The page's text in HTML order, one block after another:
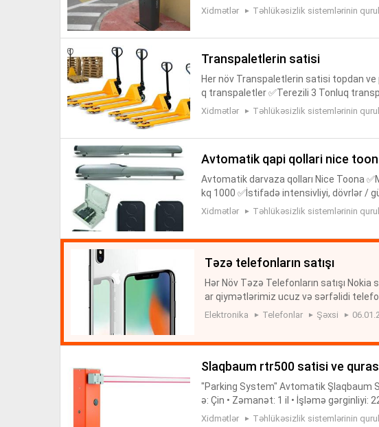
> Qorunma sinfi İP 56 <> Eni 32sm,
Xidmətlər Təhlükəsizlik sistemlərinin
transpaletlerin satisi
Her növ Transpaletlerin satisi topdan
q transpaletler ✅Terezili 3 Tonluq
Daha etrafli melumat ucun zenq edin
Xidmətlər Təhlükəsizlik sistemlərinin
avtomatik qapi qollari nice
Avtomatik darvaza qolları Nice Toona
kq 1000 ✅İstifadə intensivliyi, dövrlər /
rginlik təchizatı motor post. cari 220V/
Xidmətlər Təhlükəsizlik sistemlərinin
təzə telefonların satışı
Hər Növ Təzə Telefonların satışı
ar qiymətlərimiz ucuz və sərfəlidi
onların satışı
Elektronika Telefonlar Şəxsi
slaqbaum rtr500 satisi ve
"Parking System" Avtomatik Şlaqbaum
ə: Çin • Zəmanət: 1 il • İşləmə gərginliyi:
ündürlüyü: 91,5 sm • 2 ədəd pult
Xidmətlər Təhlükəsizlik sistemlərinin